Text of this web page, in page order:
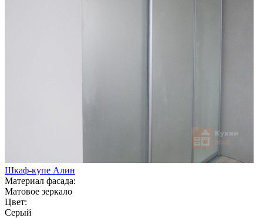
Шкаф-купе Алин
Материал фасада:
Матовое зеркало
Цвет:
Серый